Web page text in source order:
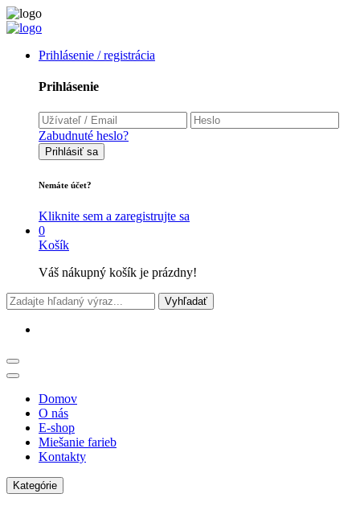
Prihlásenie / registrácia
Prihlásenie
Zabudnuté heslo?
Prihlásiť sa
Nemáte účet?
Kliknite sem a zaregistrujte sa
0
Košík
Váš nákupný košík je prázdny!
Vyhľadať
Domov
O nás
E-shop
Miešanie farieb
Kontakty
Kategórie